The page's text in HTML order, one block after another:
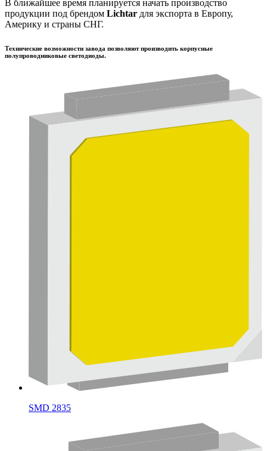
В ближайшее время планируется начать производство
продукции под брендом Lichtar для экспорта в Европу,
Америку и страны СНГ.
Технические возможности завода позволяют производить корпусные
полупроводниковые светодиоды.
SMD 2835